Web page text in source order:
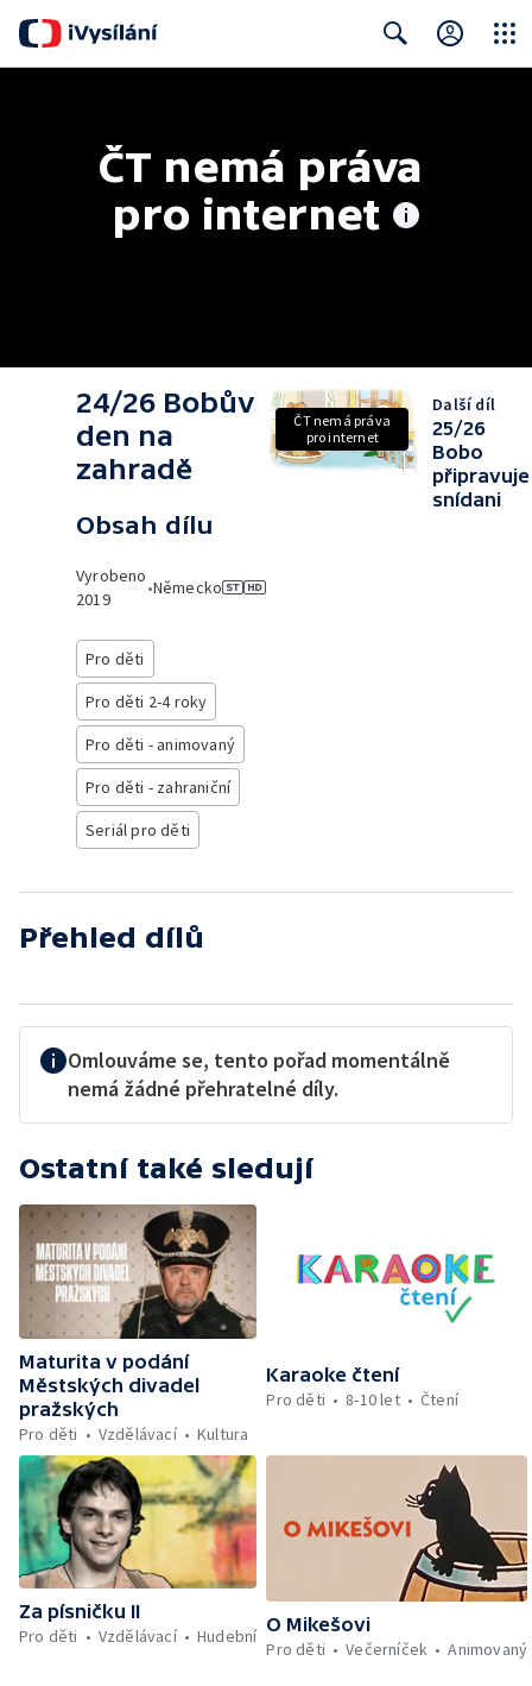
ČT nemá práva
pro internet
24/26 Bobův
den na
zahradě
Obsah dílu
Vyrobeno
2019
•Německo
Pro děti
Pro děti 2-4 roky
Pro děti - animovaný
Pro děti - zahraniční
Seriál pro děti
ČT nemá práva
pro internet
Další díl
25/26
Bobo
připravuje
snídani
Přehled dílů
Omlouváme se, tento pořad momentálně
nemá žádné přehratelné díly.
Ostatní také sledují
Maturita v podání
Městských divadel
pražských
Pro děti
Vzdělávací Kultura
Karaoke čtení
Pro děti
8-10 let Čtení
Za písničku II
Pro děti
Vzdělávací Hudební
O Mikešovi
Pro děti
Večerníček Animovaný